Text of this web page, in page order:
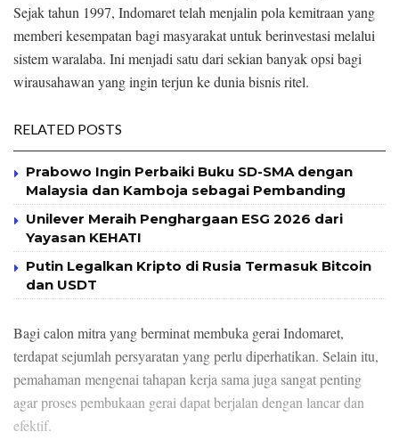
Sejak tahun 1997, Indomaret telah menjalin pola kemitraan yang
memberi kesempatan bagi masyarakat untuk berinvestasi melalui
sistem waralaba. Ini menjadi satu dari sekian banyak opsi bagi
wirausahawan yang ingin terjun ke dunia bisnis ritel.
RELATED POSTS
Prabowo Ingin Perbaiki Buku SD-SMA dengan
Malaysia dan Kamboja sebagai Pembanding
Unilever Meraih Penghargaan ESG 2026 dari
Yayasan KEHATI
Putin Legalkan Kripto di Rusia Termasuk Bitcoin
dan USDT
Bagi calon mitra yang berminat membuka gerai Indomaret,
terdapat sejumlah persyaratan yang perlu diperhatikan. Selain itu,
pemahaman mengenai tahapan kerja sama juga sangat penting
agar proses pembukaan gerai dapat berjalan dengan lancar dan
efektif.